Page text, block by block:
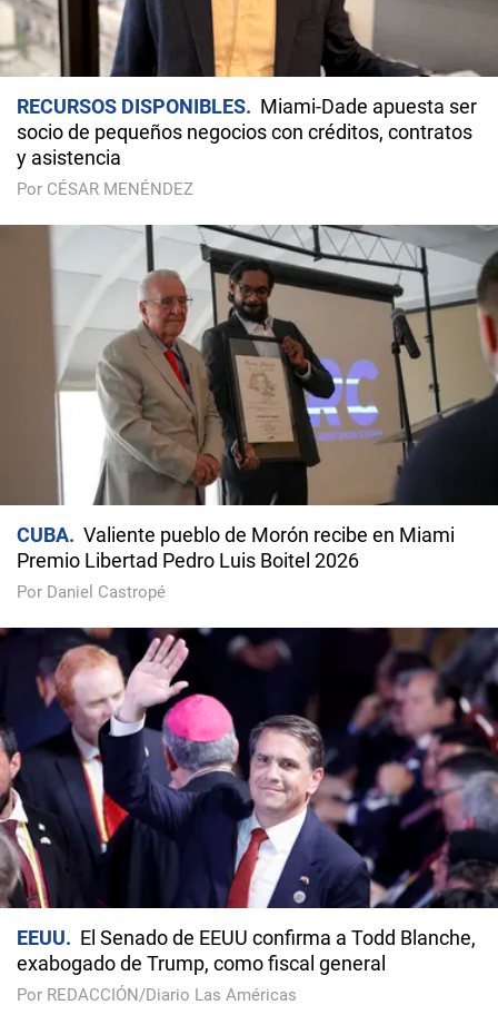
RECURSOS DISPONIBLES
Miami-Dade apuesta ser
socio de pequeños negocios con créditos, contratos
y asistencia
Por CÉSAR MENÉNDEZ
CUBA
Valiente pueblo de Morón recibe en Miami
Premio Libertad Pedro Luis Boitel 2026
Por Daniel Castropé
EEUU
El Senado de EEUU confirma a Todd Blanche,
exabogado de Trump, como fiscal general
Por REDACCIÓN/Diario Las Américas